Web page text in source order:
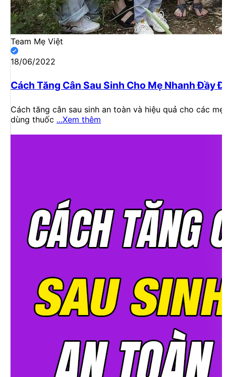
Team Mẹ Việt
18/06/2022
Cách Tăng Cân Sau Sinh Cho Mẹ Nhanh Đầy
Cách tăng cân sau sinh an toàn và hiệu quả cho các
dùng thuốc ...Xem thêm